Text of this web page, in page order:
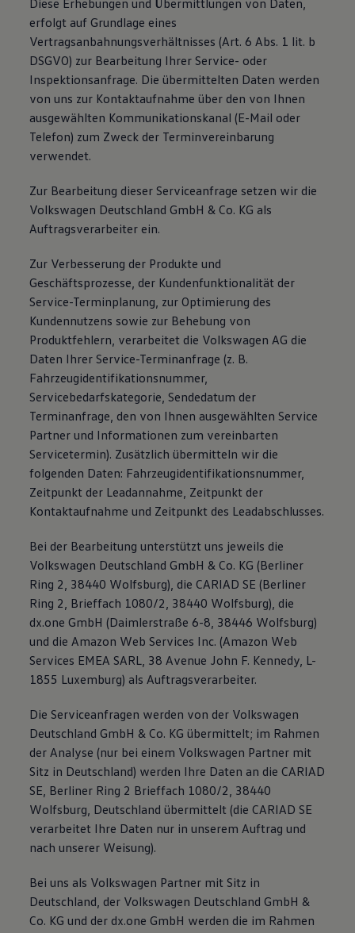
Diese Erhebungen und Übermittlungen von Daten,
erfolgt auf Grundlage eines
Vertragsanbahnungsverhältnisses (Art. 6 Abs. 1 lit. b
DSGVO) zur Bearbeitung Ihrer Service- oder
Inspektionsanfrage. Die übermittelten Daten werden
von uns zur Kontaktaufnahme über den von Ihnen
ausgewählten Kommunikationskanal (E-Mail oder
Telefon) zum Zweck der Terminvereinbarung
verwendet.
Zur Bearbeitung dieser Serviceanfrage setzen wir die
Volkswagen Deutschland GmbH & Co. KG als
Auftragsverarbeiter ein.
Zur Verbesserung der Produkte und
Geschäftsprozesse, der Kundenfunktionalität der
Service-Terminplanung, zur Optimierung des
Kundennutzens sowie zur Behebung von
Produktfehlern, verarbeitet die Volkswagen AG die
Daten Ihrer Service-Terminanfrage (z. B.
Fahrzeugidentifikationsnummer,
Servicebedarfskategorie, Sendedatum der
Terminanfrage, den von Ihnen ausgewählten Service
Partner und Informationen zum vereinbarten
Servicetermin). Zusätzlich übermitteln wir die
folgenden Daten: Fahrzeugidentifikationsnummer,
Zeitpunkt der Leadannahme, Zeitpunkt der
Kontaktaufnahme und Zeitpunkt des Leadabschlusses.
Bei der Bearbeitung unterstützt uns jeweils die
Volkswagen Deutschland GmbH & Co. KG (Berliner
Ring 2, 38440 Wolfsburg), die CARIAD SE (Berliner
Ring 2, Brieffach 1080/2, 38440 Wolfsburg), die
dx.one GmbH (Daimlerstraße 6-8, 38446 Wolfsburg)
und die Amazon Web Services Inc. (Amazon Web
Services EMEA SARL, 38 Avenue John F. Kennedy, L-
1855 Luxemburg) als Auftragsverarbeiter.
Die Serviceanfragen werden von der Volkswagen
Deutschland GmbH & Co. KG übermittelt; im Rahmen
der Analyse (nur bei einem Volkswagen Partner mit
Sitz in Deutschland) werden Ihre Daten an die CARIAD
SE, Berliner Ring 2 Brieffach 1080/2, 38440
Wolfsburg, Deutschland übermittelt (die CARIAD SE
verarbeitet Ihre Daten nur in unserem Auftrag und
nach unserer Weisung).
Bei uns als Volkswagen Partner mit Sitz in
Deutschland, der Volkswagen Deutschland GmbH &
Co. KG und der dx.one GmbH werden die im Rahmen